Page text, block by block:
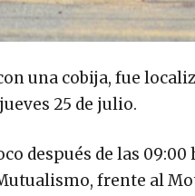
una cobija, fue
25 de julio.
después de las
frente al